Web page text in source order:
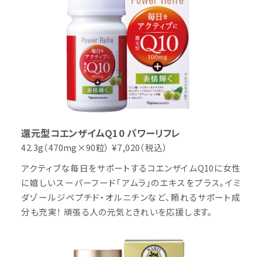
還元型コエンザイムQ10 パワーリフレ
42.3g（470mg×90粒） ¥7,020（税込）
アクティブな毎日をサポートするコエンザイムQ10に女性
に嬉しいスーパーフード「アムラ」のエキスをプラス。イミ
ダゾールジペプチド・オルニチンなど、頼れるサポート成
分も充実！ 頑張る人の元気ときれいを応援します。